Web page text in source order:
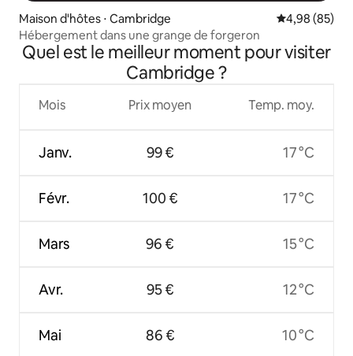
Maison d'hôtes ⋅ Cambridge Évaluation
4,98 (85)
Hébergement dans une grange de forgeron
Quel est le meilleur moment pour visiter
Cambridge ?
Mois
Janv.
Févr.
Mars
Avr.
Mai
Prix moyen
99 €
100 €
96 €
95 €
86 €
Temp. moy.
17 °C
17 °C
15 °C
12 °C
10 °C